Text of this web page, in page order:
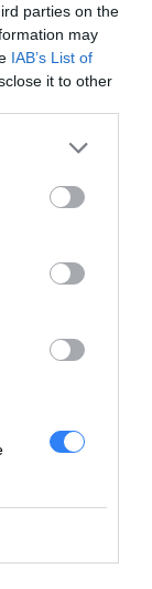
parties on the
may
IAB’s List of
it to other
potrzebujesz, a